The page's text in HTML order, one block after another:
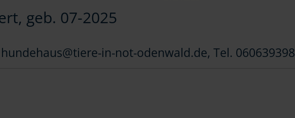
geb. 07-2025
in-not-odenwald.de, Tel.